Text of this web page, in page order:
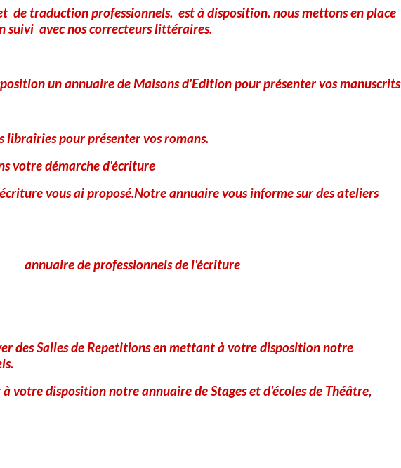
Aperçu
de traduction professionnels. est à disposition. nous mettons en place
suivi avec nos correcteurs littéraires.
un annuaire de Maisons d'Edition pour présenter vos manuscrits
librairies pour présenter vos romans.
votre démarche d'écriture
vous ai proposé.Notre annuaire vous informe sur des ateliers
annuaire de professionnels de l'écriture
des Salles de Repetitions en mettant à votre disposition notre
votre disposition notre annuaire de Stages et d'écoles de Théâtre,